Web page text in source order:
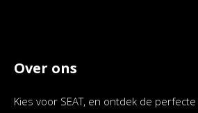
Over ons
Kies voor SEAT, en ontdek de